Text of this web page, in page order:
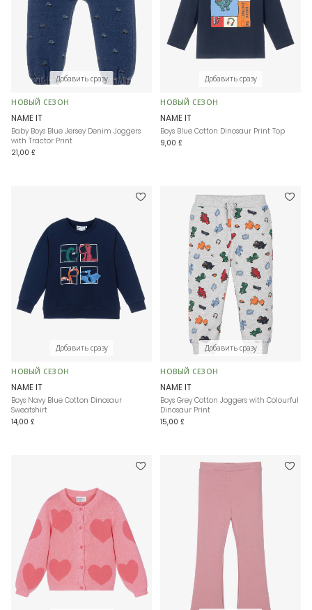
Добавить сразу
НОВЫЙ СЕЗОН
NAME IT
Baby Boys Blue Jersey Denim Joggers
with Tractor Print
21,00 £
Добавить сразу
НОВЫЙ СЕЗОН
NAME IT
Boys Blue Cotton Dinosaur Print Top
9,00 £
Добавить сразу
НОВЫЙ СЕЗОН
NAME IT
Boys Navy Blue Cotton Dinosaur
Sweatshirt
14,00 £
Добавить сразу
НОВЫЙ СЕЗОН
NAME IT
Boys Grey Cotton Joggers with Colourful
Dinosaur Print
15,00 £